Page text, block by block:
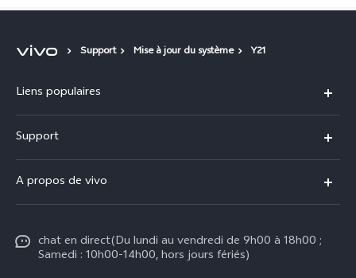
Support Mise à jour du système Y21
Liens populaires
V70 FE
V60 Lite
Y29
Support
Centre de Services
Funtouch OS
A propos de vivo
Pressechat en direct(Du lundi au vendredi de 9h00 à 18h00 ;
Samedi : 10h00-14h00, hors jours fériés)